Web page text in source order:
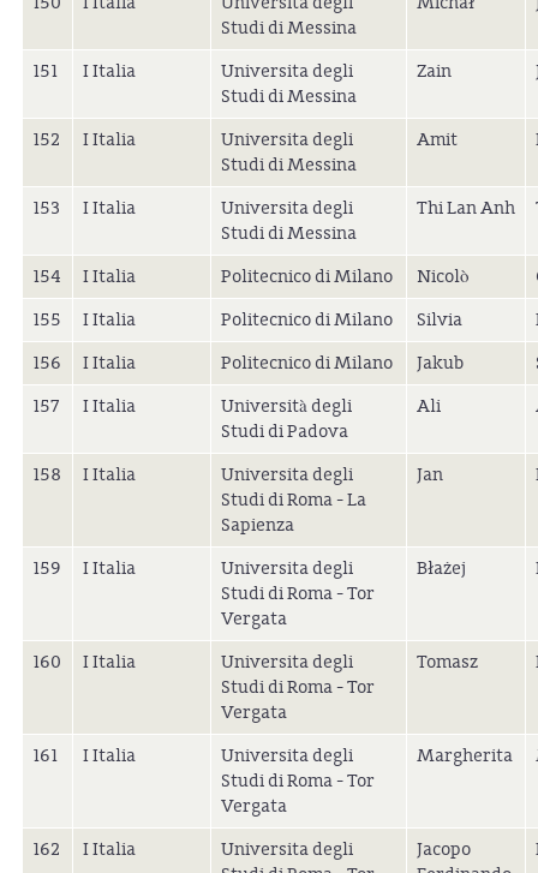
Studi di Messina
151 I Italia
Universita degli
Studi di Messina
Zain
152 I Italia
Universita degli
Studi di Messina
Amit
153 I Italia
Universita degli
Studi di Messina
Thi Lan Anh
154 I Italia Politecnico di Milano Nicolò
155
I Italia Politecnico di Milano Silvia
156
I Italia Politecnico di Milano Jakub
157
I Italia
Università degli
Studi di Padova
Ali
158 I Italia
Universita degli
Studi di Roma - La
Sapienza
Jan
159 I Italia
Universita degli
Studi di Roma - Tor
Vergata
Błażej
160 I Italia
Universita degli
Studi di Roma - Tor
Vergata
Tomasz
161 I Italia
Universita degli
Studi di Roma - Tor
Vergata
Margherita
162 I Italia
Universita degli
Jacopo